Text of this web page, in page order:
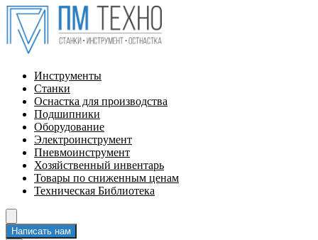
Инструменты
Станки
Оснастка для производства
Подшипники
Оборудование
Электроинструмент
Пневмоинструмент
Хозяйственный инвентарь
Товары по сниженным ценам
Техническая Библиотека
Написать нам